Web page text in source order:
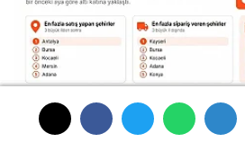
Klima siparişleri yüzde